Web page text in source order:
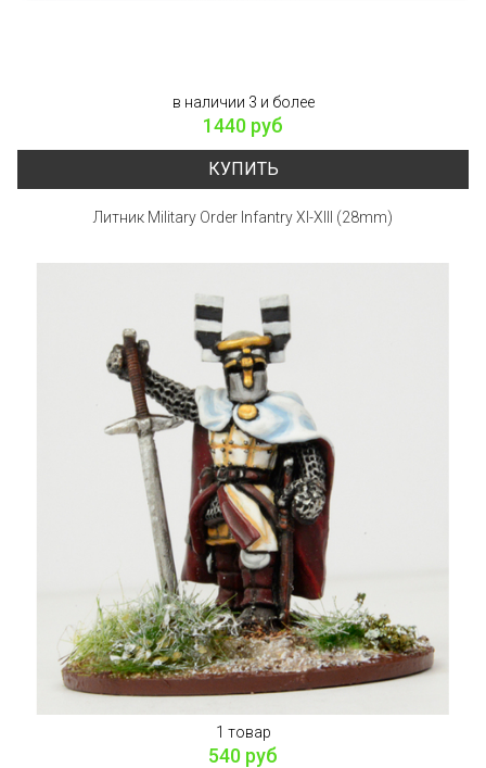
в наличии 3 и более
1440 руб
КУПИТЬ
Литник Military Order Infantry XI-XIII (28mm)
1 товар
540 руб